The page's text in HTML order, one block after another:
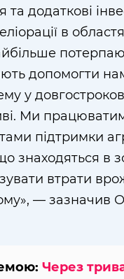
додаткові
в
допомогти
у
Ми
підтримки
знаходяться в
втрати
— зазначив
Через